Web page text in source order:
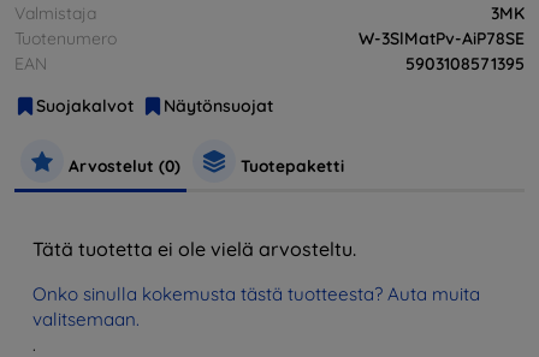
Valmistaja
3MK
Tuotenumero
W-3SlMatPv-AiP78SE
EAN
5903108571395
Suojakalvot
Näytönsuojat
Arvostelut (0) Tuotepaketti
Tätä tuotetta ei ole vielä arvosteltu.
Onko sinulla kokemusta tästä tuotteesta? Auta muita
valitsemaan.
.